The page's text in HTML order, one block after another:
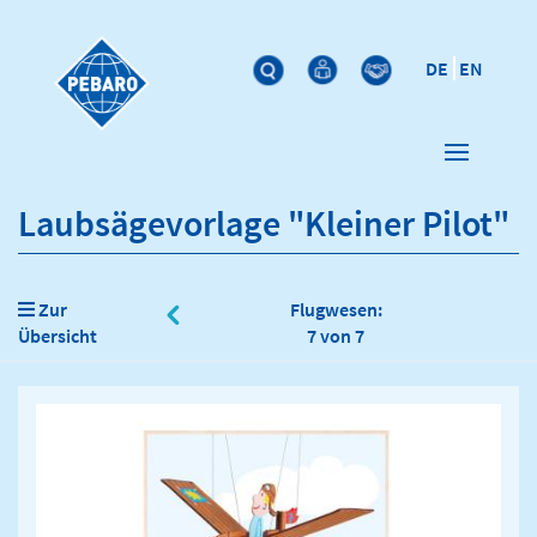
DE EN
Laubsägevorlage "Kleiner Pilot"
Zur
Übersicht
Flugwesen:
7 von 7